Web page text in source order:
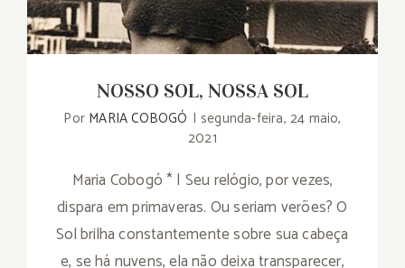
NOSSO SOL, NOSSA SOL
Por MARIA COBOGÓ | segunda-feira, 24 maio,
2021
Maria Cobogó * | Seu relógio, por vezes,
dispara em primaveras. Ou seriam verões? O
Sol brilha constantemente sobre sua cabeça
e, se há nuvens, ela não deixa transparecer,